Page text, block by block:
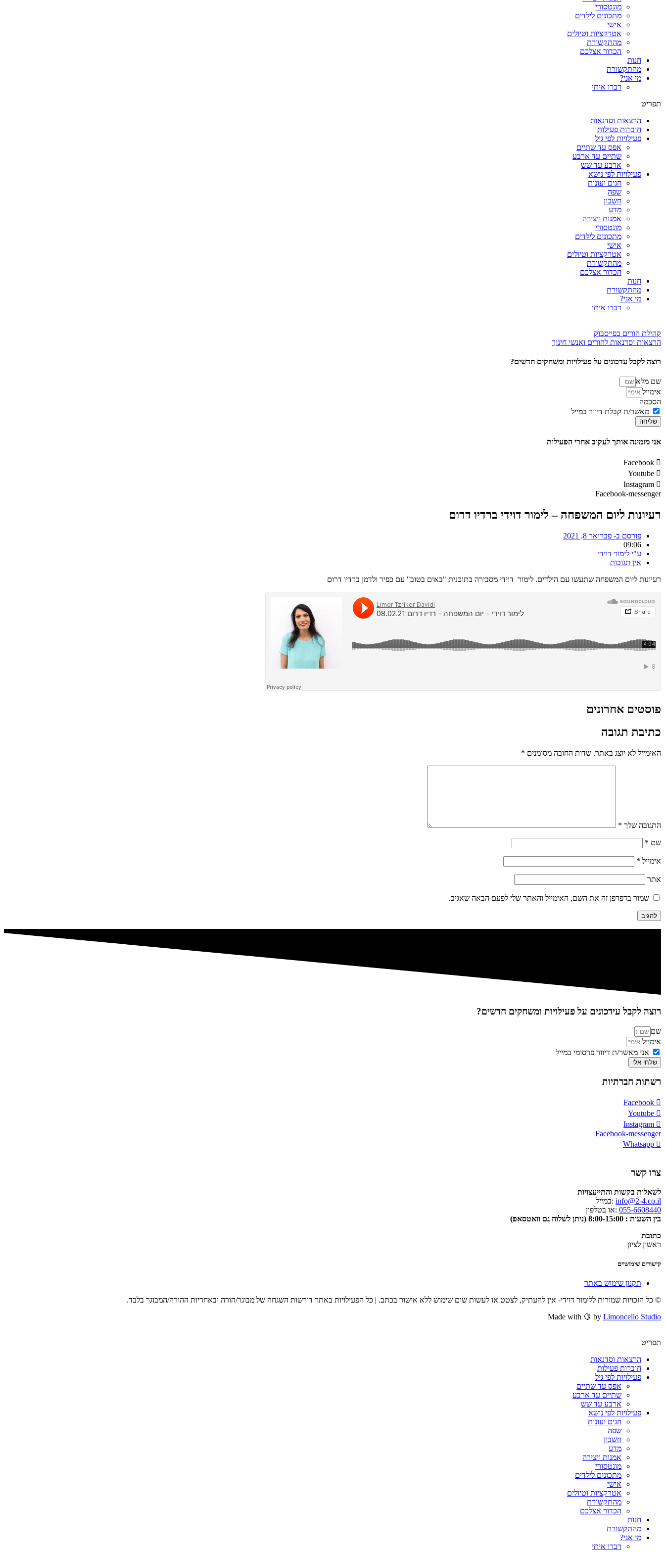
מונטסורי
מתכונים לילדים
אישי
אטרקציות וטיולים
מהתקשורת
הכדור אצלכם
חנות
מהתקשורת
מי אני?
דברו איתי
תפריט
הרצאות וסדנאות
חוברות פעילות
פעילויות לפי גיל
אפס עד שתיים
שתיים עד ארבע
ארבע עד שש
פעילויות לפי נושא
חגים ועונות
שפה
חשבון
מדע
אמנות ויצירה
מונטסורי
מתכונים לילדים
אישי
אטרקציות וטיולים
מהתקשורת
הכדור אצלכם
חנות
מהתקשורת
מי אני?
דברו איתי
קהילת הורים בפייסבוק
הרצאות וסדנאות להורים ואנשי חינוך
רוצה לקבל עדכונים על פעילויות ומשחקים חדשים?
שם מלא
אימייל
הסכמה
מאשר/ת קבלת דיוור במייל
שליחה
אני מזמינה אותך לעקוב אחרי הפעילות
Facebook
Youtube
Instagram
Facebook-messenger
רעיונות ליום המשפחה – לימור דוידי ברדיו דרום
פורסם ב- פברואר 8, 2021
09:06
ע"י לימור דוידי
אין תגובות
רעיונות ליום המשפחה שתעשו עם הילדים. לימור דוידי מסבירה בתוכנית "באים בטוב" עם כפיר ולדמן ברדיו דרום
פוסטים אחרונים
כתיבת תגובה
האימייל לא יוצג באתר. שדות החובה מסומנים *
התגובה שלך *
שם *
אימייל *
אתר
שמור בדפדפן זה את השם, האימייל והאתר שלי לפעם הבאה שאגיב.
רוצה לקבל עידכונים על פעילויות ומשחקים חדשים?
שם
אימייל
אני מאשר/ת דיוור פרסומי במייל
שלחי אלי
רשתות חברתיות
Facebook
Youtube
Instagram
Facebook-messenger
Whatsapp
צרו קשר
לשאלות בקשות והתייעצויות
info@2-4.co.il :במייל
055-6608440 :או בטלפון
בין השעות : 8:00-15:00 (ניתן לשלוח גם וואטסאפ)
כתובת
ראשון לציון
קישורים שימושיים
תקנון שימוש באתר
© כל הזכויות שמורות ללימור דוידי- אין להעתיק, לצטט או לעשות שום שימוש ללא אישור בכתב. | כל הפעילויות באתר דורשות השגחה של מבוגר/הורה ובאחריות ההורה/המבוגר בלבד.
Made with 🍋 by Limoncello Studio
תפריט
הרצאות וסדנאות
חוברות פעילות
פעילויות לפי גיל
אפס עד שתיים
שתיים עד ארבע
ארבע עד שש
פעילויות לפי נושא
חגים ועונות
שפה
חשבון
מדע
אמנות ויצירה
מונטסורי
מתכונים לילדים
אישי
אטרקציות וטיולים
מהתקשורת
הכדור אצלכם
חנות
מהתקשורת
מי אני?
דברו איתי